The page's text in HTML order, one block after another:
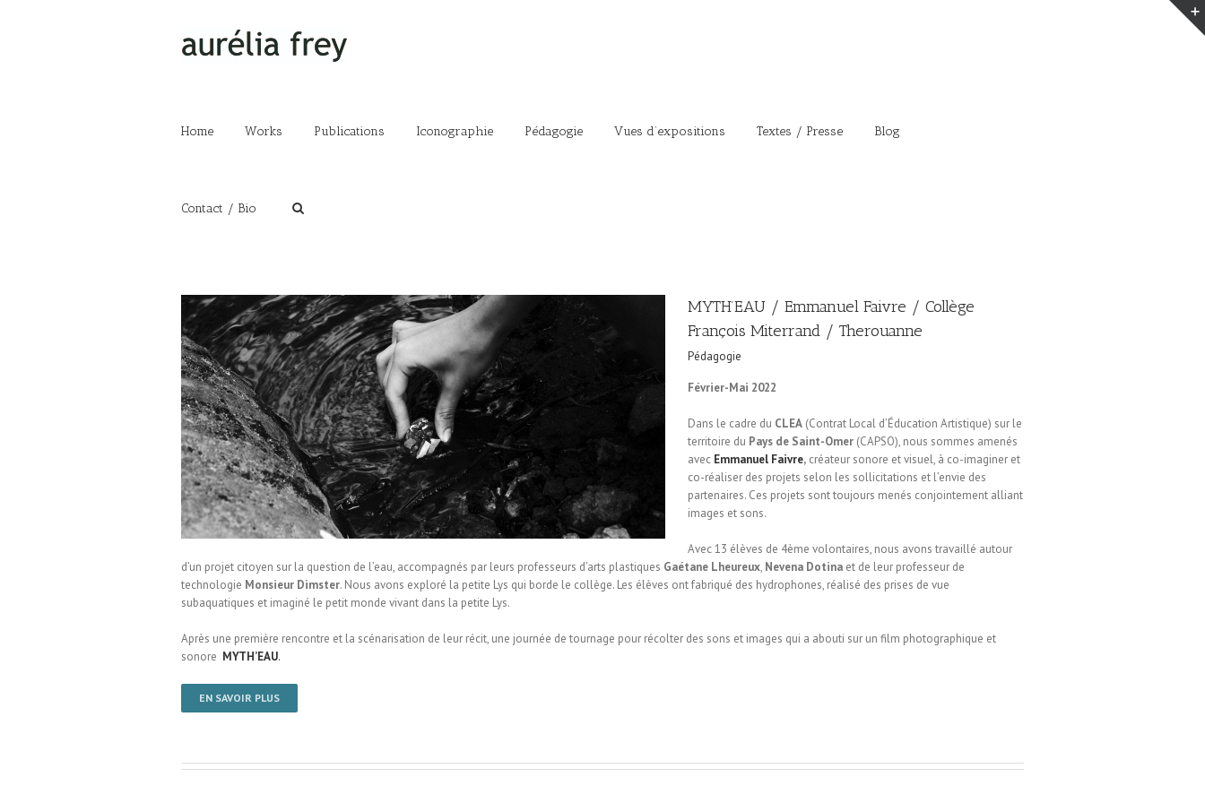
Home Works Publications Iconographie Pédagogie Vues d’expositions Textes / Presse Blog
Contact / Bio
MYTH’EAU / Emmanuel Faivre / Collège
François Miterrand / Therouanne
Pédagogie
Février-Mai 2022
Dans le cadre du CLEA (Contrat Local d’Éducation Artistique) sur le
territoire du Pays de Saint-Omer (CAPSO), nous sommes amenés
avec Emmanuel Faivre, créateur sonore et visuel, à co-imaginer et
co-réaliser des projets selon les sollicitations et l’envie des
partenaires. Ces projets sont toujours menés conjointement alliant
images et sons.
Avec 13 élèves de 4ème volontaires, nous avons travaillé autour
d’un projet citoyen sur la question de l’eau, accompagnés par leurs professeurs d’arts plastiques Gaétane Lheureux, Nevena Dotina et de leur professeur de
technologie Monsieur Dimster. Nous avons exploré la petite Lys qui borde le collège. Les élèves ont fabriqué des hydrophones, réalisé des prises de vue
subaquatiques et imaginé le petit monde vivant dans la petite Lys.
Après une première rencontre et la scénarisation de leur récit, une journée de tournage pour récolter des sons et images qui a abouti sur un film photographique et
sonore MYTH’EAU.
EN SAVOIR PLUS